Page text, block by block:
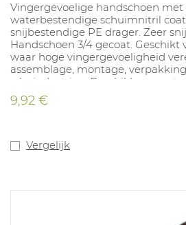
Vingergevoelige handschoen
waterbestendige schuimnitril
snijbestendige PE drager. Zeer
Handschoen 3/4 gecoat.
waar hoge vingergevoeligheid
assemblage, montage,
,glasindustrie ... Beschikbare
9,92 €
Vergelijk